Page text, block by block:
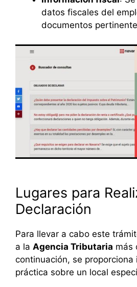
datos fiscales del
documentos
Lugares para
Declaración
Para llevar a cabo este
a la Agencia Tributaria más
continuación, se proporciona
práctica sobre un local